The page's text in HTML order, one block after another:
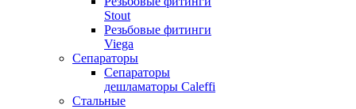
Stout
Резьбовые фитинги
Viega
Сепараторы
Сепараторы
дешламаторы Caleffi
Стальные